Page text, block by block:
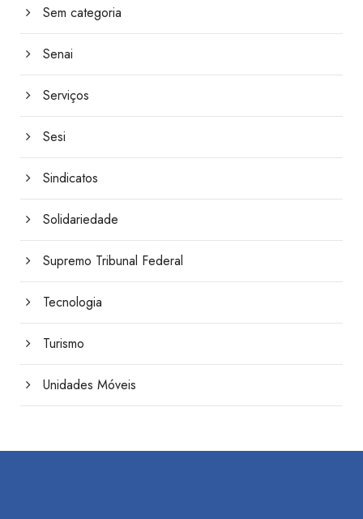
Sem categoria
Senai
Serviços
Sesi
Sindicatos
Solidariedade
Supremo Tribunal Federal
Tecnologia
Turismo
Unidades Móveis